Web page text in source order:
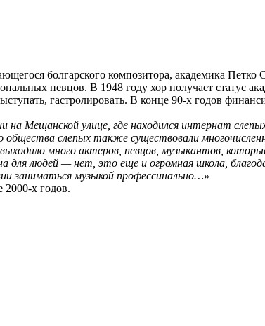
болгарского композитора, академика Петко
певцов. В 1948 году хор получает статус
гастролировать. В конце 90-х годов
Мещанской улице, где находился интернат
слепых также существовали
много актеров, певцов, музыкантов,
людей — нет, это еще и огромная школа,
заниматься музыкой профессинально…»
2000-х годов.